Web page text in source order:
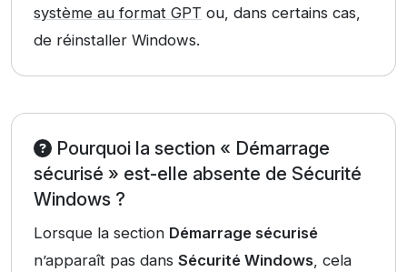
système au format GPT ou, dans certains cas,
de réinstaller Windows.
Pourquoi la section « Démarrage
sécurisé » est-elle absente de Sécurité
Windows ?
Lorsque la section Démarrage sécurisé
n’apparaît pas dans Sécurité Windows, cela